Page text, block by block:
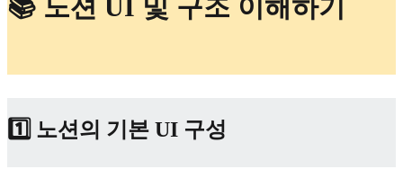
📚 노션 UI 및 구조 이해하기
1️⃣ 노션의 기본 UI 구성